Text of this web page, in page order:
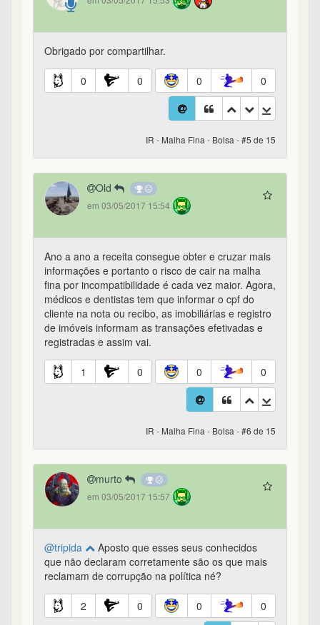
Obrigado por compartilhar.
0 0 0 0
IR - Malha Fina - Bolsa - #5 de 15
Old
em 03/05/2017 15:54
Ano a ano a receita consegue obter e cruzar mais
informações e portanto o risco de cair na malha
fina por incompatibilidade é cada vez maior. Agora,
médicos e dentistas tem que informar o cpf do
cliente na nota ou recibo, as imobiliárias e registro
de imóveis informam as transações efetivadas e
registradas e assim vai.
1 0 0 0
IR - Malha Fina - Bolsa - #6 de 15
murto
em 03/05/2017 15:57
@tripida
Aposto que esses seus conhecidos
que não declaram corretamente são os que mais
reclamam de corrupção na política né?
2 0 0 0